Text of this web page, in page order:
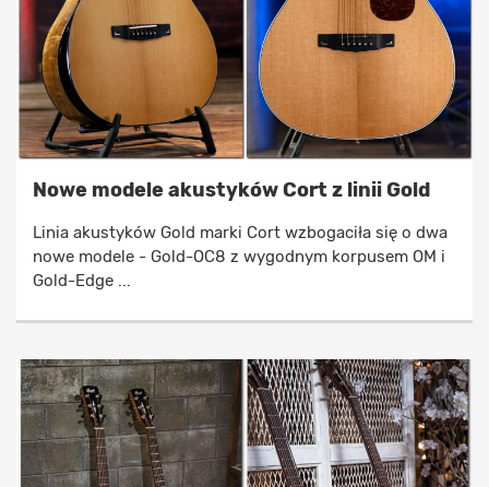
Nowe modele akustyków Cort z linii Gold
Linia akustyków Gold marki Cort wzbogaciła się o dwa
nowe modele - Gold-OC8 z wygodnym korpusem OM i
Gold-Edge ...